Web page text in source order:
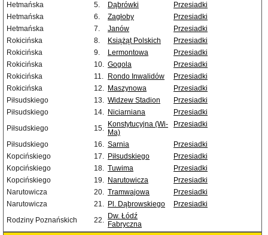
Hetmańska
5. Dąbrówki
Przesiadki
Hetmańska
6. Zagłoby
Przesiadki
Hetmańska
7. Janów
Przesiadki
Rokicińska
8. Książąt Polskich
Przesiadki
Rokicińska
9. Lermontowa
Przesiadki
Rokicińska
10. Gogola
Przesiadki
Rokicińska
11. Rondo Inwalidów
Przesiadki
Rokicińska
12. Maszynowa
Przesiadki
Piłsudskiego
13. Widzew Stadion
Przesiadki
Piłsudskiego
14. Niciarniana
Przesiadki
Piłsudskiego
15. Konstytucyjna (Wi-
Ma)
Przesiadki
Piłsudskiego 16. Sarnia
Przesiadki
Kopcińskiego
17. Piłsudskiego
Przesiadki
Kopcińskiego
18. Tuwima
Przesiadki
Kopcińskiego
19. Narutowicza
Przesiadki
Narutowicza
20. Tramwajowa
Przesiadki
Narutowicza
21. Pl. Dąbrowskiego
Przesiadki
Rodziny Poznańskich
22. Dw. Łódź
Fabryczna